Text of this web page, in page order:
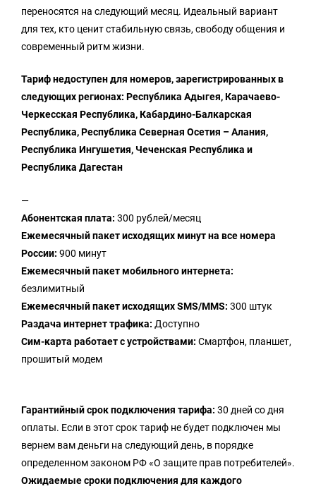
переносятся на следующий месяц. Идеальный вариант
для тех, кто ценит стабильную связь, свободу общения и
современный ритм жизни.
Тариф недоступен для номеров, зарегистрированных в
следующих регионах: Республика Адыгея, Карачаево-
Черкесская Республика, Кабардино-Балкарская
Республика, Республика Северная Осетия – Алания,
Республика Ингушетия, Чеченская Республика и
Республика Дагестан
—
Абонентская плата: 300 рублей/месяц
Ежемесячный пакет исходящих минут на все номера
России: 900 минут
Ежемесячный пакет мобильного интернета:
безлимитный
Ежемесячный пакет исходящих SMS/MMS: 300 штук
Раздача интернет трафика: Доступно
Сим-карта работает с устройствами: Смартфон, планшет,
прошитый модем
Гарантийный срок подключения тарифа: 30 дней со дня
оплаты. Если в этот срок тариф не будет подключен мы
вернем вам деньги на следующий день, в порядке
определенном законом РФ «О защите прав потребителей».
Ожидаемые сроки подключения для каждого